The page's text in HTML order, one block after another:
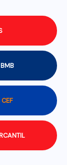
BMB
CEF